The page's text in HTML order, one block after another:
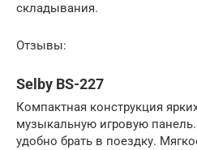
складывания.
Отзывы:
Selby BS-227
Компактная конструкция
музыкальную игровую
удобно брать в поездку.